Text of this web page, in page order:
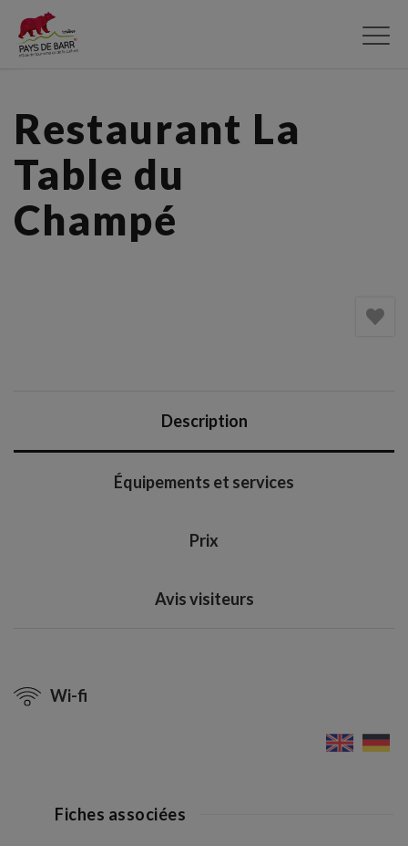
Restaurant La
Table du
Champé
Description
Équipements et services
Prix
Avis visiteurs
Wi-fi
Fiches associées